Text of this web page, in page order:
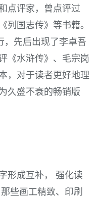
点评家，曾点评过
列国志传》等书籍。
，先后出现了李卓吾
《水浒传》、毛宗岗
，对于读者更好地理
久盛不衰的畅销版
形成互补， 强化读
些画工精致、印刷